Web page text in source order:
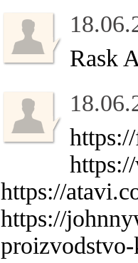
Rask
https://
https://